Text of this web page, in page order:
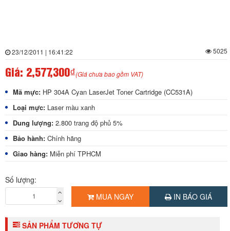
23/12/2011 | 16:41:22 5025
Giá: 2,577,300₫(Giá chưa bao gồm VAT)
Mã mực: HP 304A Cyan LaserJet Toner Cartridge (CC531A)
Loại mực: Laser màu xanh
Dung lượng: 2.800 trang độ phủ 5%
Bảo hành: Chính hãng
Giao hàng: Miễn phí TPHCM
Số lượng:
MUA NGAY
IN BÁO GIÁ
SẢN PHẨM TƯƠNG TỰ